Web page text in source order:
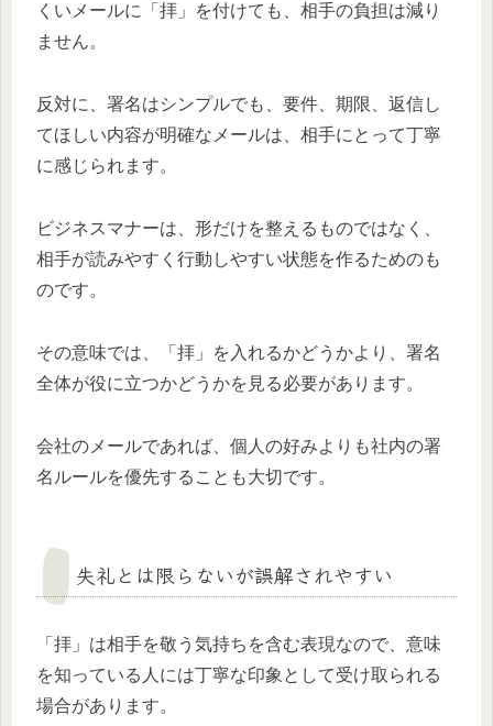
くいメールに「拝」を付けても、相手の負担は減り
ません。
反対に、署名はシンプルでも、要件、期限、返信し
てほしい内容が明確なメールは、相手にとって丁寧
に感じられます。
ビジネスマナーは、形だけを整えるものではなく、
相手が読みやすく行動しやすい状態を作るためのも
のです。
その意味では、「拝」を入れるかどうかより、署名
全体が役に立つかどうかを見る必要があります。
会社のメールであれば、個人の好みよりも社内の署
名ルールを優先することも大切です。
失礼とは限らないが誤解されやすい
「拝」は相手を敬う気持ちを含む表現なので、意味
を知っている人には丁寧な印象として受け取られる
場合があります。